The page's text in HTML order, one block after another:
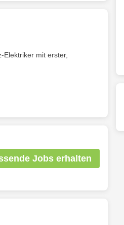
Elektriker mit erster,
Jobs erhalten